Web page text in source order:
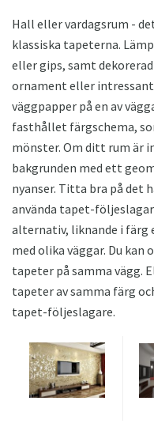
Hall eller vardagsrum -
klassiska tapeterna.
eller gips, samt
ornament eller
väggpapper på en av
fasthållet färgschema,
mönster. Om ditt rum är
bakgrunden med ett
nyanser. Titta bra på det
använda tapet-
alternativ, liknande i färg
med olika väggar. Du kan
tapeter på samma vägg.
tapeter av samma färg
tapet-följeslagare.